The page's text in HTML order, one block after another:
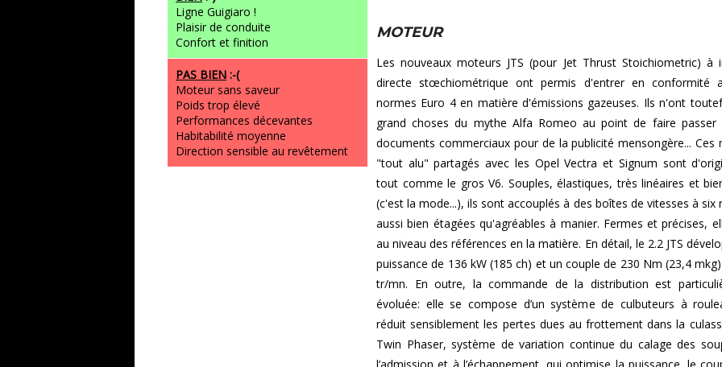
Ligne Guigiaro !
Plaisir de conduite
Confort et finition
PAS BIEN :-(
Moteur sans saveur
Poids trop élevé
Performances décevantes
Habitabilité moyenne
Direction sensible au revêtement
MOTEUR
Les nouveaux moteurs JTS (pour Jet Thrust Stoichiometric) à
directe stœchiométrique ont permis d'entrer en conformité
normes Euro 4 en matière d'émissions gazeuses. Ils n'ont
grand choses du mythe Alfa Romeo au point de faire passer
documents commerciaux pour de la publicité mensongère... Ces
"tout alu" partagés avec les Opel Vectra et Signum sont
tout comme le gros V6. Souples, élastiques, très linéaires et
(c'est la mode...), ils sont accouplés à des boîtes de vitesses à six
aussi bien étagées qu'agréables à manier. Fermes et précises,
au niveau des références en la matière. En détail, le 2.2 JTS
puissance de 136 kW (185 ch) et un couple de 230 Nm (23,4
tr/mn. En outre, la commande de la distribution est
évoluée: elle se compose d’un système de culbuteurs à
réduit sensiblement les pertes dues au frottement dans la
Twin Phaser, système de variation continue du calage des